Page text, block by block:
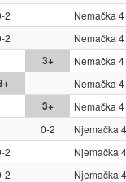
2 Nemačka 4
2 Nemačka 4
3+ Nemačka 4
Nemačka 4
3+ Nemačka 4
0-2 Njemačka
2 Njemačka
2 Njemačka